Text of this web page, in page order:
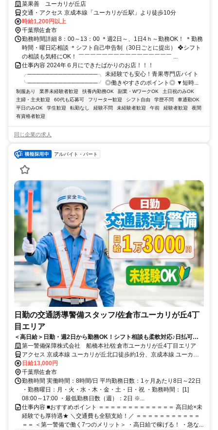
菜果善 ユーカリが丘店
交通・アクセス 京成本線「ユーカリが丘駅」より徒歩10分
時給1,200円以上
千葉県佐倉市
勤務時間詳細 8：00～13：00 ＊週2日～、1日4ｈ～勤務OK！ ＊勤務
時間・曜日応相談 ＊シフト自己申告制（30日ごとに提出） ❖シフト
の相談も気軽にOK！ ￣￣￣￣￣￣￣￣￣￣￣￣￣￣￣￣ ...
仕事内容 2024年６月にできたばかりのお店！！！
╭────────────────╮ 未経験でも安心！青果専門店バイト
╰────────────────╯ ◎働きやすさのポイント◎ ▼短時...
制服あり 業界未経験者歓迎 扶養内勤務OK 副業・WワークOK
土日祝のみOK
主婦・主夫歓迎
60代も応募可 フリーター歓迎 シフト自由 学歴不問
車通勤OK
平日のみOK
学生歓迎 転勤なし 経験不問 未経験者歓迎 午前 経験者歓迎
夜間
有資格者歓迎
同じ企業の求人
アルバイト・パート
日勤の交通誘導警備スタッフ/佐倉市ユーカリが丘4丁
目エリア
＜高日給＞日勤・週2日から勤務OK！シフト相談も柔軟対応♪日払可◎
未経験歓迎★
第一警備保障株式会社 船橋本社/佐倉市ユーカリが丘4丁目エリア
アクセス 京成本線 ユーカリが丘北口徒歩約1分、京成本線 ユーカリ
が丘北口徒歩約1分、山万ユーカリが丘線 地区センター徒歩約7分 直
行直帰OK＊交通費全額支給＊
日給13,000円
千葉県佐倉市
勤務時間 実働時間：8時間/日 平均勤務日数：1ヶ月あたり8日～22日
・勤務曜日：月・火・水・木・金・土・日・祝 ・勤務時間： [1]
08:00～17:00 ・最低勤務日数（週）：2日 ※...
仕事内容 ■おすすめポイント ＝＝＝＝＝＝＝＝＝＝＝＝＝ 高日給×未
経験でも厚待遇★ ＼交通費も全額支給！／ ＝＝＝＝＝＝＝＝＝＝＝
＝＝ ＜第一警備で働く7つのメリット＞ ・高日給で稼げる！ ・急な...